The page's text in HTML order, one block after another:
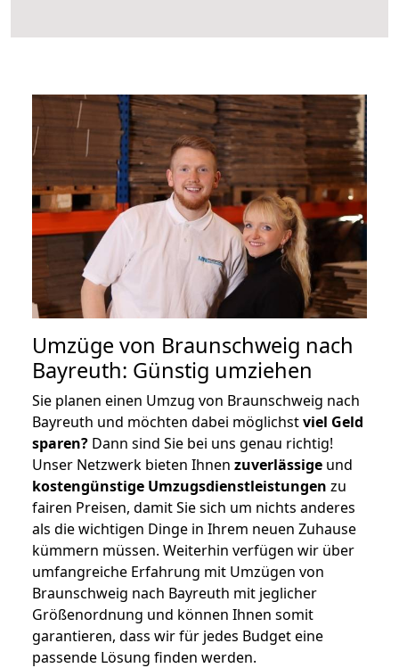
Umzüge von Braunschweig nach
Bayreuth: Günstig umziehen
Sie planen einen Umzug von Braunschweig nach
Bayreuth und möchten dabei möglichstviel Geld
sparen? Dann sind Sie bei uns genau richtig!
Unser Netzwerk bieten Ihnen zuverlässige und
kostengünstige Umzugsdienstleistungen zu
fairen Preisen, damit Sie sich um nichts anderes
als die wichtigen Dinge in Ihrem neuen Zuhause
kümmern müssen. Weiterhin verfügen wir über
umfangreiche Erfahrung mit Umzügen von
Braunschweig nach Bayreuth mit jeglicher
Größenordnung und können Ihnen somit
garantieren, dass wir für jedes Budget eine
passende Lösung finden werden.